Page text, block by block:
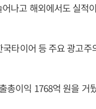
나고 해외에서도 실적
타이어 등 주요 광고
총이익 1768억 원을 거